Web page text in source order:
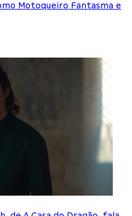
Motoqueiro Fantasma e